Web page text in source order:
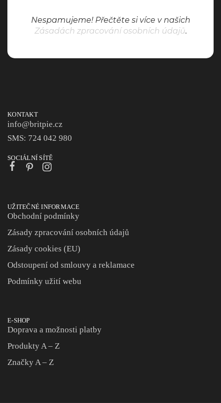
Nespamujeme! Přečtěte si více v našich
Zásadách zpracování osobních údajů.
KONTAKT
info@britpie.cz
SMS: 724 042 980
SOCIÁLNÍ SÍTĚ
UŽITEČNÉ INFORMACE
Obchodní podmínky
Zásady zpracování osobních údajů
Zásady cookies (EU)
Odstoupení od smlouvy a reklamace
Podmínky užití webu
E-SHOP
Doprava a možnosti platby
Produkty A – Z
Značky A – Z